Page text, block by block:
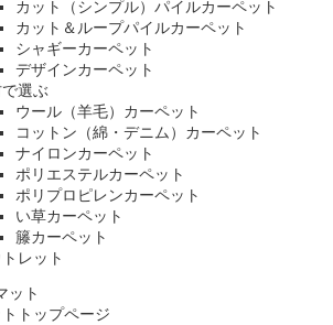
カット（シンプル）パイルカーペット
カット＆ループパイルカーペット
シャギーカーペット
デザインカーペット
選ぶ
ウール（羊毛）カーペット
コットン（綿・デニム）カーペット
ナイロンカーペット
ポリエステルカーペット
ポリプロピレンカーペット
い草カーペット
籐カーペット
レット
ット
トップページ